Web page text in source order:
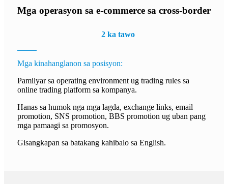
Mga operasyon sa e-commerce sa cross-border
2 ka tawo
Mga kinahanglanon sa posisyon:
Pamilyar sa operating environment ug trading rules sa
online trading platform sa kompanya.
Hanas sa humok nga mga lagda, exchange links, email
promotion, SNS promotion, BBS promotion ug uban pang
mga pamaagi sa promosyon.
Gisangkapan sa batakang kahibalo sa English.